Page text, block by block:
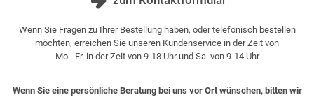
Wenn Sie Fragen zu Ihrer Bestellung haben, oder telefonisch bestellen
möchten, erreichen Sie unseren Kundenservice in der Zeit von
Mo.- Fr. in der Zeit von 9-18 Uhr und Sa. von 9-14 Uhr
Wenn Sie eine persönliche Beratung bei uns vor Ort wünschen, bitten wir